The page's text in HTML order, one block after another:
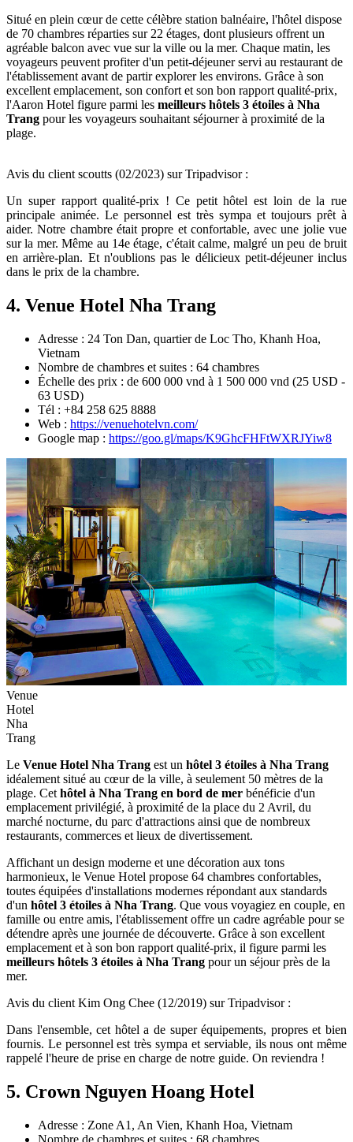
Situé en plein cœur de cette célèbre station balnéaire, l'hôtel dispose
de 70 chambres réparties sur 22 étages, dont plusieurs offrent un
agréable balcon avec vue sur la ville ou la mer. Chaque matin, les
voyageurs peuvent profiter d'un petit-déjeuner servi au restaurant de
l'établissement avant de partir explorer les environs. Grâce à son
excellent emplacement, son confort et son bon rapport qualité-prix,
l'Aaron Hotel figure parmi les meilleurs hôtels 3 étoiles à Nha
Trang pour les voyageurs souhaitant séjourner à proximité de la
plage.
Avis du client scoutts (02/2023) sur Tripadvisor :
Un super rapport qualité-prix ! Ce petit hôtel est loin de la rue
principale animée. Le personnel est très sympa et toujours prêt à
aider. Notre chambre était propre et confortable, avec une jolie vue
sur la mer. Même au 14e étage, c'était calme, malgré un peu de bruit
en arrière-plan. Et n'oublions pas le délicieux petit-déjeuner inclus
dans le prix de la chambre.
4. Venue Hotel Nha Trang
Adresse : 24 Ton Dan, quartier de Loc Tho, Khanh Hoa,
Vietnam
Nombre de chambres et suites : 64 chambres
Échelle des prix : de 600 000 vnd à 1 500 000 vnd (25 USD -
63 USD)
Tél : +84 258 625 8888
Web : https://venuehotelvn.com/
Google map : https://goo.gl/maps/K9GhcFHFtWXRJYiw8
Venue
Hotel
Nha
Trang
Le Venue Hotel Nha Trang est un hôtel 3 étoiles à Nha Trang
idéalement situé au cœur de la ville, à seulement 50 mètres de la
plage. Cet hôtel à Nha Trang en bord de mer bénéficie d'un
emplacement privilégié, à proximité de la place du 2 Avril, du
marché nocturne, du parc d'attractions ainsi que de nombreux
restaurants, commerces et lieux de divertissement.
Affichant un design moderne et une décoration aux tons
harmonieux, le Venue Hotel propose 64 chambres confortables,
toutes équipées d'installations modernes répondant aux standards
d'un hôtel 3 étoiles à Nha Trang. Que vous voyagiez en couple, en
famille ou entre amis, l'établissement offre un cadre agréable pour se
détendre après une journée de découverte. Grâce à son excellent
emplacement et à son bon rapport qualité-prix, il figure parmi les
meilleurs hôtels 3 étoiles à Nha Trang pour un séjour près de la
mer.
Avis du client Kim Ong Chee (12/2019) sur Tripadvisor :
Dans l'ensemble, cet hôtel a de super équipements, propres et bien
fournis. Le personnel est très sympa et serviable, ils nous ont même
rappelé l'heure de prise en charge de notre guide. On reviendra !
5. Crown Nguyen Hoang Hotel
Adresse : Zone A1, An Vien, Khanh Hoa, Vietnam
Nombre de chambres et suites : 68 chambres